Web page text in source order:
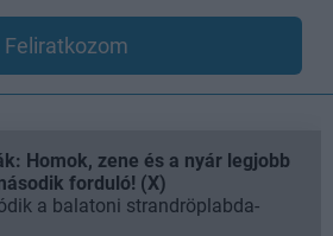
Feliratkozom
Homok, zene és a nyár legjobb
forduló! (X)
a balatoni strandröplabda-